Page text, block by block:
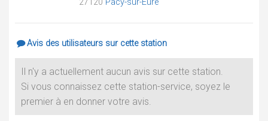
27120 Pacy-sur-Eure
Avis des utilisateurs sur cette station
Il n'y a actuellement aucun avis sur cette station.
Si vous connaissez cette station-service, soyez le
premier à en donner votre avis.